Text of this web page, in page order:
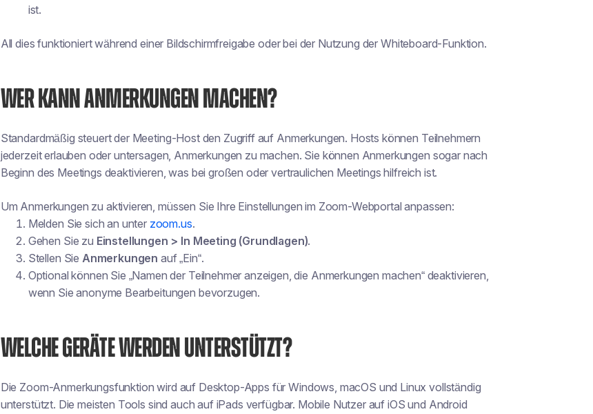
ist.
All dies funktioniert während einer Bildschirmfreigabe oder bei der Nutzung der Whiteboard-Funktion.
WER KANN ANMERKUNGEN MACHEN?
Standardmäßig steuert der Meeting-Host den Zugriff auf Anmerkungen. Hosts können Teilnehmern
jederzeit erlauben oder untersagen, Anmerkungen zu machen. Sie können Anmerkungen sogar nach
Beginn des Meetings deaktivieren, was bei großen oder vertraulichen Meetings hilfreich ist.
Um Anmerkungen zu aktivieren, müssen Sie Ihre Einstellungen im Zoom-Webportal anpassen:
Melden Sie sich an unter zoom.us.
Gehen Sie zu Einstellungen > In Meeting (Grundlagen).
Stellen Sie Anmerkungen auf „Ein“.
Optional können Sie „Namen der Teilnehmer anzeigen, die Anmerkungen machen“ deaktivieren,
wenn Sie anonyme Bearbeitungen bevorzugen.
WELCHE GERÄTE WERDEN UNTERSTÜTZT?
Die Zoom-Anmerkungsfunktion wird auf Desktop-Apps für Windows, macOS und Linux vollständig
unterstützt. Die meisten Tools sind auch auf iPads verfügbar. Mobile Nutzer auf iOS und Android